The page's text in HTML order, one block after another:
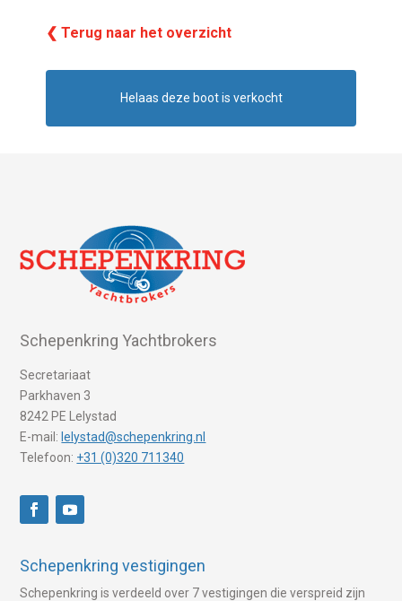
❮ Terug naar het overzicht
Helaas deze boot is verkocht
Schepenkring Yachtbrokers
Secretariaat
Parkhaven 3
8242 PE Lelystad
E-mail: lelystad@schepenkring.nl
Telefoon: +31 (0)320 711340
Schepenkring vestigingen
Schepenkring is verdeeld over 7 vestigingen die verspreid zijn